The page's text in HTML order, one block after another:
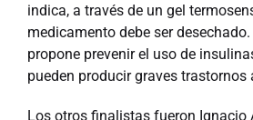
indica, a través de un gel
medicamento debe ser
propone prevenir el uso de
pueden producir graves trastornos
Los otros finalistas fueron Ignacio